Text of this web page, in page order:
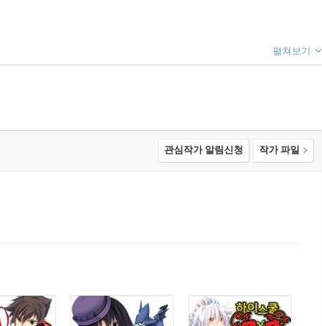
펼쳐보기
관심작가 알림신청 작가 파일